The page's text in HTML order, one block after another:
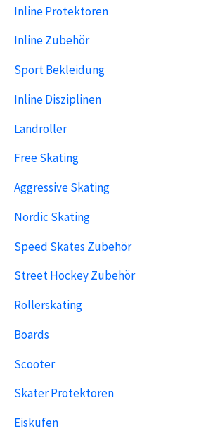
Inline Protektoren
Inline Zubehör
Sport Bekleidung
Inline Disziplinen
Landroller
Free Skating
Aggressive Skating
Nordic Skating
Speed Skates Zubehör
Street Hockey Zubehör
Rollerskating
Boards
Scooter
Skater Protektoren
Eiskufen